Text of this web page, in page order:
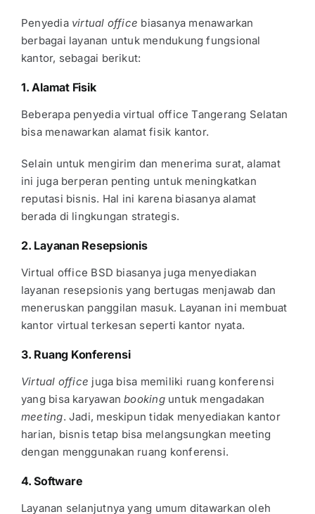
Penyedia virtual office biasanya menawarkan
berbagai layanan untuk mendukung fungsional
kantor, sebagai berikut:
1. Alamat Fisik
Beberapa penyediavirtual office Tangerang Selatan
bisa menawarkan alamat fisik kantor.
Selain untuk mengirim dan menerima surat, alamat
ini juga berperan penting untuk meningkatkan
reputasi bisnis. Hal ini karena biasanya alamat
berada di lingkungan strategis.
2. Layanan Resepsionis
Virtual office BSD biasanya juga menyediakan
layanan resepsionis yang bertugas menjawab dan
meneruskan panggilan masuk. Layanan ini membuat
kantor virtual terkesan seperti kantor nyata.
3. Ruang Konferensi
Virtual office juga bisa memiliki ruang konferensi
yang bisa karyawanbooking untuk mengadakan
meeting. Jadi, meskipun tidak menyediakan kantor
harian, bisnis tetap bisa melangsungkan meeting
dengan menggunakan ruang konferensi.
4. Software
Layanan selanjutnya yang umum ditawarkan oleh